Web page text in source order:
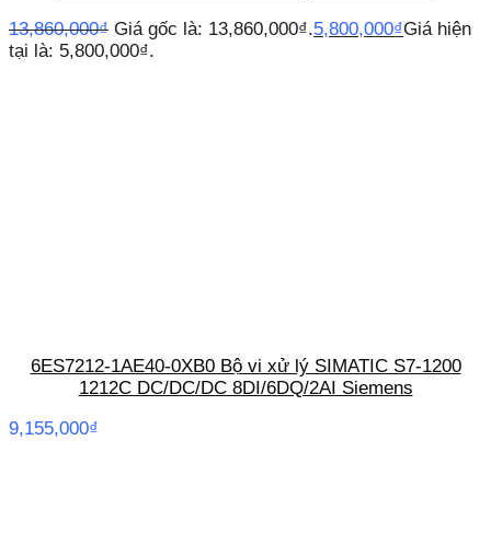
13,860,000₫ Giá gốc là: 13,860,000₫.5,800,000₫Giá hiện
tại là: 5,800,000₫.
6ES7212-1AE40-0XB0 Bộ vi xử lý SIMATIC S7-1200
1212C DC/DC/DC 8DI/6DQ/2AI Siemens
9,155,000₫